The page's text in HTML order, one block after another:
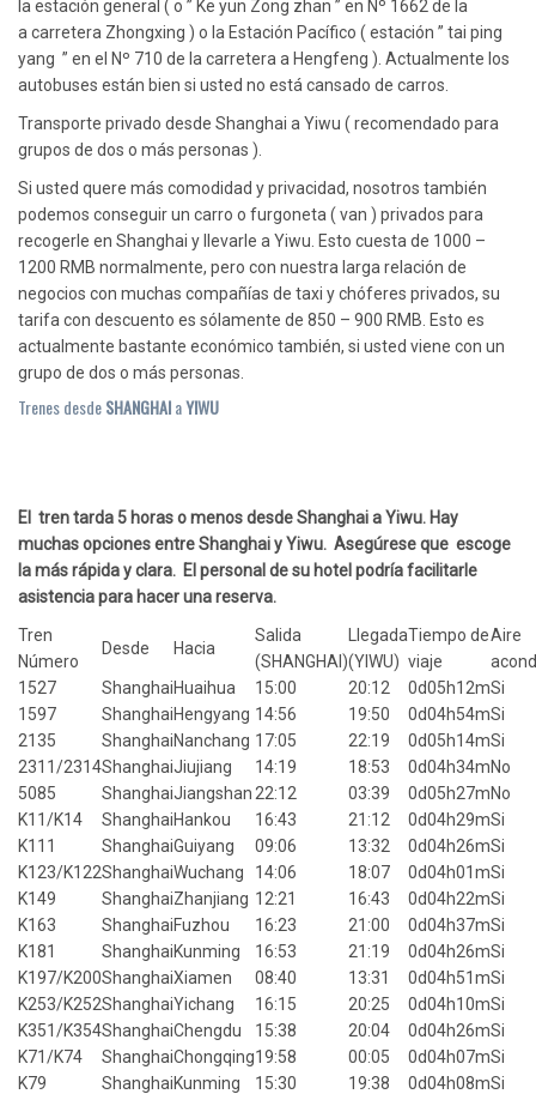
la estación general ( o ” Ke yun Zong zhan ” en Nº 1662 de la
a carretera Zhongxing ) o la Estación Pacífico ( estación ” tai ping
yang ” en el Nº 710 de la carretera a Hengfeng ). Actualmente los
autobuses están bien si usted no está cansado de carros.
Transporte privado desde Shanghai a Yiwu ( recomendado para
grupos de dos o más personas ).
Si usted quere más comodidad y privacidad, nosotros también
podemos conseguir un carro o furgoneta ( van ) privados para
recogerle en Shanghai y llevarle a Yiwu. Esto cuesta de 1000 –
1200 RMB normalmente, pero con nuestra larga relación de
negocios con muchas compañías de taxi y chóferes privados, su
tarifa con descuento es sólamente de 850 – 900 RMB. Esto es
actualmente bastante económico también, si usted viene con un
grupo de dos o más personas.
Trenes desdeSHANGHAIaYIWU
El tren tarda 5 horas o menos desde Shanghai a Yiwu. Hay
muchas opciones entre Shanghai y Yiwu. Asegúrese que escoge
la más rápida y clara. El personal de su hotel podría facilitarle
asistencia para hacer una reserva.
Tren
Número
Desde Hacia
Salida
(SHANGHAI)
Llegada
(YIWU)
Tiempo de
viaje
Aire
1527
ShanghaiHuaihua 15:00 20:12 0d05h12mSi
1597
ShanghaiHengyang 14:56 19:50 0d04h54mSi
2135
ShanghaiNanchang 17:05 22:19 0d05h14mSi
2311/2314ShanghaiJiujiang 14:19 18:53 0d04h34mNo
5085
ShanghaiJiangshan 22:12 03:39 0d05h27mNo
K11/K14
ShanghaiHankou 16:43 21:12 0d04h29mSi
K111
ShanghaiGuiyang 09:06 13:32 0d04h26mSi
K123/K122ShanghaiWuchang 14:06 18:07 0d04h01mSi
K149
ShanghaiZhanjiang 12:21 16:43 0d04h22mSi
K163
ShanghaiFuzhou 16:23 21:00 0d04h37mSi
K181
ShanghaiKunming 16:53 21:19 0d04h26mSi
K197/K200ShanghaiXiamen 08:40 13:31 0d04h51mSi
K253/K252ShanghaiYichang 16:15 20:25 0d04h10mSi
K351/K354ShanghaiChengdu 15:38 20:04 0d04h26mSi
K71/K74
ShanghaiChongqing19:58 00:05 0d04h07mSi
K79
ShanghaiKunming 15:30 19:38 0d04h08mSi